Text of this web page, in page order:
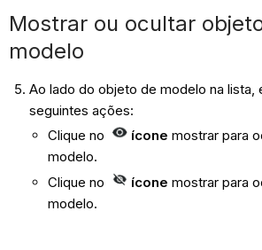
Mostrar ou ocultar
modelo
Ao lado do objeto de modelo na lista,
seguintes ações:
Clique no
ícone mostrar para
modelo.
Clique no
ícone mostrar para
modelo.